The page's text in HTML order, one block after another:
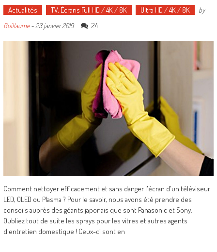
Actualités TV, Écrans Full HD / 4K / 8K Ultra HD / 4K / 8K
by
Guillaume- 23 janvier 2019 24
Comment nettoyer efficacement et sans danger l'écran d'un téléviseur
LED, OLED ou Plasma ? Pour le savoir, nous avons été prendre des
conseils auprès des géants japonais que sont Panasonic et Sony.
Oubliez tout de suite les sprays pour les vitres et autres agents
d'entretien domestique ! Ceux-ci sont en